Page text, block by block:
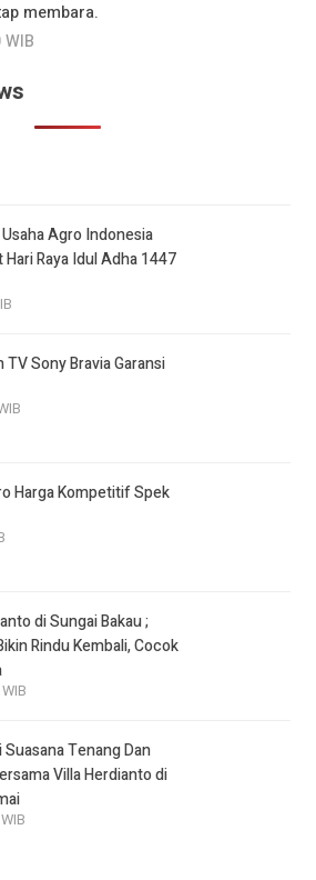
membara.
Agro Indonesia
Raya Idul Adha 1447
Sony Bravia Garansi
Harga Kompetitif Spek
di Sungai Bakau ;
Rindu Kembali, Cocok
Tenang Dan
Villa Herdianto di